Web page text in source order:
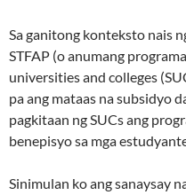
Sa ganitong konteksto nais
STFAP (o anumang
universities and colleges
pa ang mataas na subsidyo
pagkitaan ng SUCs ang
benepisyo sa mga
Sinimulan ko ang sanaysay